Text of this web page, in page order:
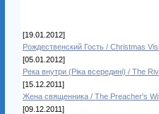
[19.01.2012]
Рождественский Гость / Christmas
[05.01.2012]
Река внутри (Ріка всередині) / The
[15.12.2011]
Жена священника / The Preacher's
[09.12.2011]